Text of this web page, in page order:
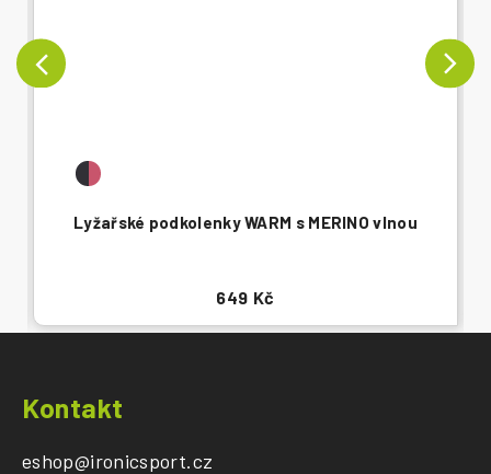
Lyžařské podkolenky WARM s MERINO vlnou
649 Kč
Kontakt
eshop@ironicsport.cz